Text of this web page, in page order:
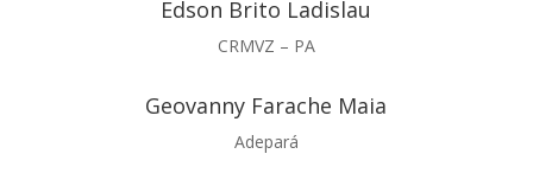
Edson Brito Ladislau
CRMVZ – PA
Geovanny Farache Maia
Adepará